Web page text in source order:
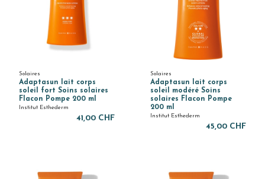
Solaires
Adaptasun lait corps
soleil fort Soins solaires
Flacon Pompe 200 ml
Institut Esthederm
41,00 CHF
Solaires
Adaptasun lait corps
soleil modéré Soins
solaires Flacon Pompe
200 ml
Institut Esthederm
45,00 CHF